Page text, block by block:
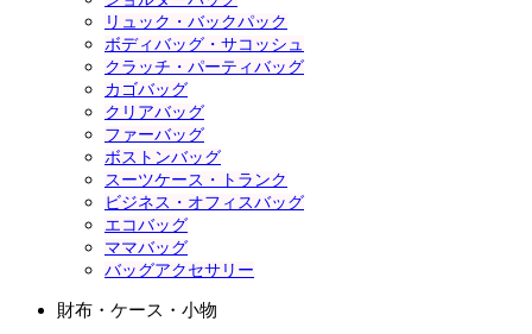
リュック・バックパック
ボディバッグ・サコッシュ
クラッチ・パーティバッグ
カゴバッグ
クリアバッグ
ファーバッグ
ボストンバッグ
スーツケース・トランク
ビジネス・オフィスバッグ
エコバッグ
ママバッグ
バッグアクセサリー
財布・ケース・小物